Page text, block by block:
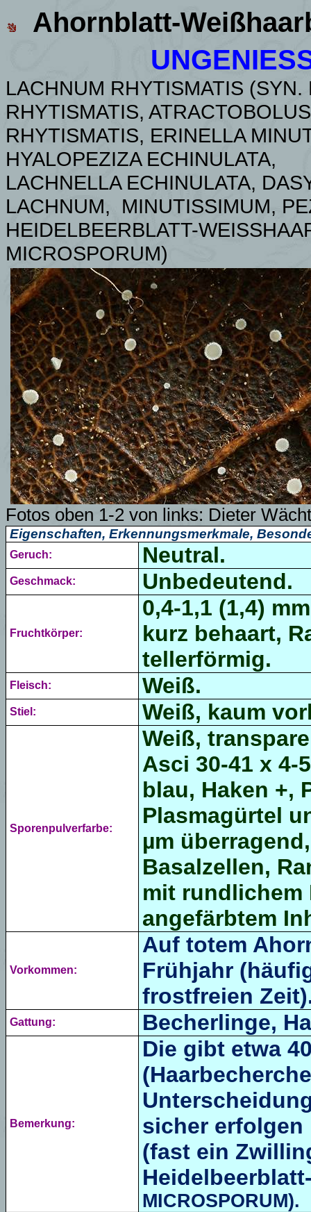
Ahornblatt-
LACHNUM RHYTISMATIS
RHYTISMATIS,
RHYTISMATIS, ERINELLA
HYALOPEZIZA ECHINULATA,
LACHNELLA ECHINULATA,
LACHNUM,
MINUTISSIMUM,
HEIDELBEERBLATT-
MICROSPORUM)
Fotos oben 1-2 von links: Dieter
Eigenschaften, Erkennungsmerkmale,
Geruch: Neutral.
Geschmack: Unbedeutend.
Fruchtkörper:
0,4-1,1 (1,4)
kurz behaart,
tellerförmig.
Fleisch: Weiß.
Stiel: Weiß, kaum
Sporenpulverfarbe:
Weiß,
Asci 30-41 x 4-
blau, Haken +,
Plasmagürtel
µm
Basalzellen,
mit rundlichem
angefärbtem
Vorkommen:
Auf totem
Frühjahr
frostfreien
Gattung: Becherlinge,
Bemerkung:
Die gibt etwa
sicher
(fast ein
MICROSPORUM).